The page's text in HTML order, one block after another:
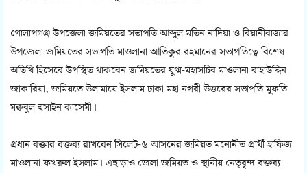
গোলাপগঞ্জ উপজেলা জমিয়তের সভাপতি আব্দুল মতিন নাদিয়া ও বিয়ানীবাজার
উপজেলা জমিয়তের সভাপতি মাওলানা আতিকুর রহমানের সভাপতিত্বে বিশেষ
অতিথি হিসেবে উপস্থিত থাকবেন জমিয়তের যুগ্ম-মহাসচিব মাওলানা বাহাউদ্দিন
জাকারিয়া, জমিয়তে উলামায়ে ইসলাম ঢাকা মহা নগরী উত্তরের সভাপতি মুফতি
মক্ববুল হুসাইন কাসেমী।
প্রধান বক্তার বক্তব্য রাখবেন সিলেট-৬ আসনের জমিয়ত মনোনীত প্রার্থী হাফিজ
মাওলানা ফখরুল ইসলাম। এছাড়াও জেলা জমিয়ত ও স্থানীয় নেতৃবৃন্দ বক্তব্য